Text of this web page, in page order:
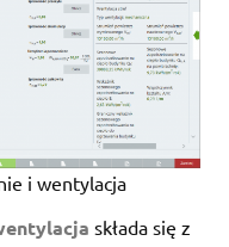
i wentylacja
składa się z